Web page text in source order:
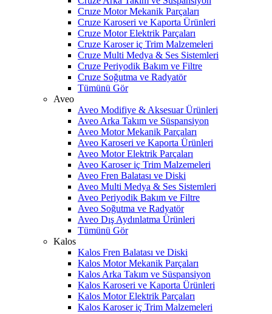
Cruze Motor Mekanik Parçaları
Cruze Karoseri ve Kaporta Ürünleri
Cruze Motor Elektrik Parçaları
Cruze Karoser iç Trim Malzemeleri
Cruze Multi Medya & Ses Sistemleri
Cruze Periyodik Bakım ve Filtre
Cruze Soğutma ve Radyatör
Tümünü Gör
Aveo
Aveo Modifiye & Aksesuar Ürünleri
Aveo Arka Takım ve Süspansiyon
Aveo Motor Mekanik Parçaları
Aveo Karoseri ve Kaporta Ürünleri
Aveo Motor Elektrik Parçaları
Aveo Karoser iç Trim Malzemeleri
Aveo Fren Balatası ve Diski
Aveo Multi Medya & Ses Sistemleri
Aveo Periyodik Bakım ve Filtre
Aveo Soğutma ve Radyatör
Aveo Dış Aydınlatma Ürünleri
Tümünü Gör
Kalos
Kalos Fren Balatası ve Diski
Kalos Motor Mekanik Parçaları
Kalos Arka Takım ve Süspansiyon
Kalos Karoseri ve Kaporta Ürünleri
Kalos Motor Elektrik Parçaları
Kalos Karoser iç Trim Malzemeleri